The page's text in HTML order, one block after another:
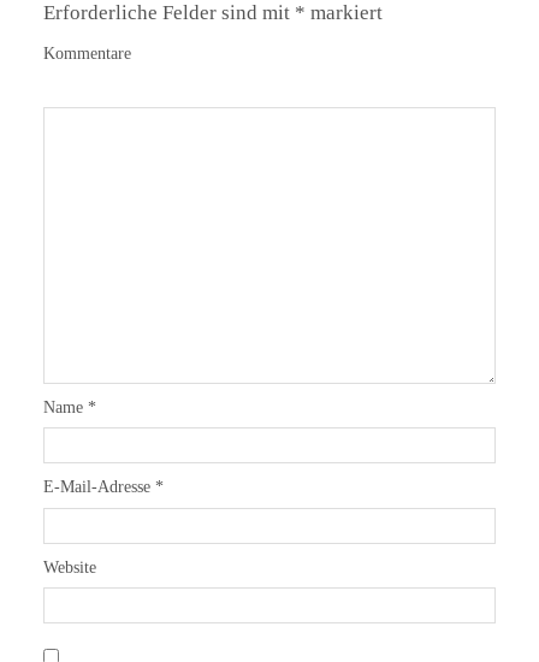
Erforderliche Felder sind mit * markiert
Kommentare
Name *
E-Mail-Adresse *
Website